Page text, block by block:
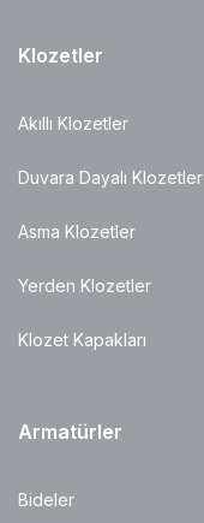
Klozetler
Akıllı Klozetler
Duvara Dayalı Klozetler
Asma Klozetler
Yerden Klozetler
Klozet Kapakları
Armatürler
Bideler